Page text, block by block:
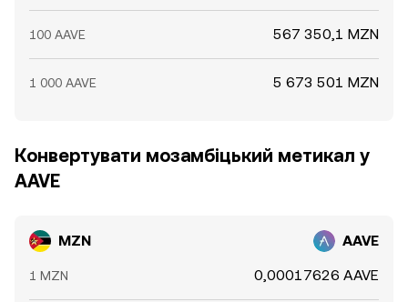
100 AAVE 567 350,1 MZN
1 000 AAVE 5 673 501 MZN
Конвертувати мозамбіцький метикал у
AAVE
MZN AAVE
1 MZN 0,00017626 AAVE